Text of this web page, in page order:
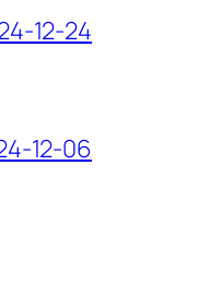
12-24
12-06